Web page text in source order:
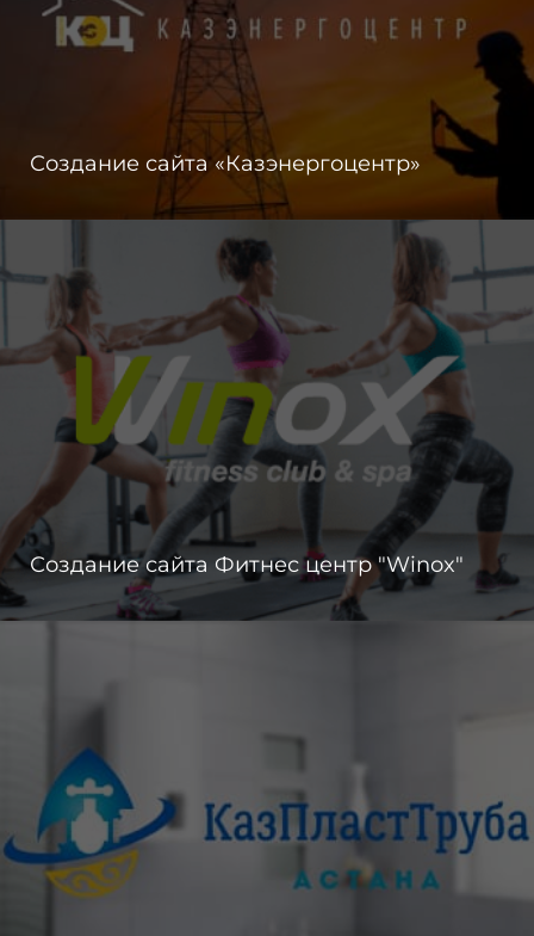
Создание сайта «Казэнергоцентр»
Создание сайта Фитнес центр "Winox"